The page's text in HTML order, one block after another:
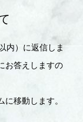
内）に返信しま
お答えしますの
移動します。